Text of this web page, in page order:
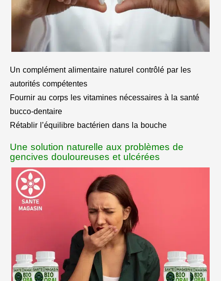
Un complément alimentaire naturel contrôlé par les
autorités compétentes
Fournir au corps les vitamines nécessaires à la santé
bucco-dentaire
Rétablir l’équilibre bactérien dans la bouche
Une solution naturelle aux problèmes de
gencives douloureuses et ulcérées